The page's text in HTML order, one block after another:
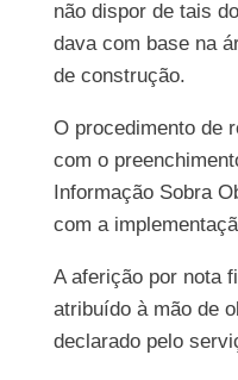
não dispor de tais
dava com base na
de construção.
O procedimento de
com o
Informação Sobra
com a
A aferição por nota
atribuído à mão de
declarado pelo